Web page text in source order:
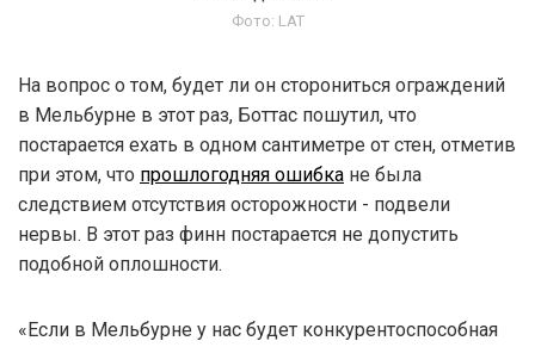
Фото: LAT
На вопрос о том, будет ли он сторониться ограждений
в Мельбурне в этот раз, Боттас пошутил, что
постарается ехать в одном сантиметре от стен, отметив
при этом, что прошлогодняя ошибка не была
следствием отсутствия осторожности - подвели
нервы. В этот раз финн постарается не допустить
подобной оплошности.
«Если в Мельбурне у нас будет конкурентоспособная